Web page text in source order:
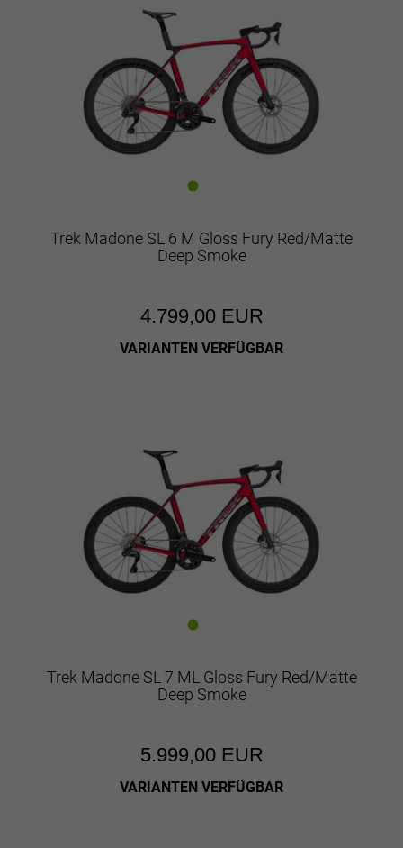
Trek Madone SL 6 M Gloss Fury Red/Matte
Deep Smoke
4.799,00 EUR
VARIANTEN VERFÜGBAR
Trek Madone SL 7 ML Gloss Fury Red/Matte
Deep Smoke
5.999,00 EUR
VARIANTEN VERFÜGBAR